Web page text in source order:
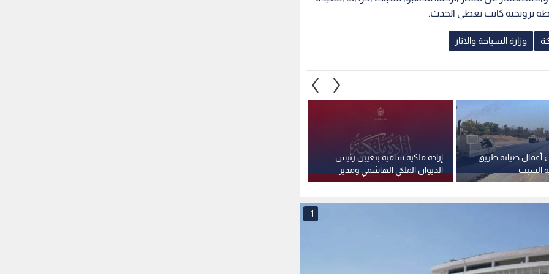
نرويجية كانت تغطي الحدث.
وزارة السياحة والاثار
إرادة ملكية سامية بتعيين رئيس
الديوان الملكي الهاشمي ومدير
مكتب جلالة الملك عضوين في
أعمال صيانة طريق
السبت
1